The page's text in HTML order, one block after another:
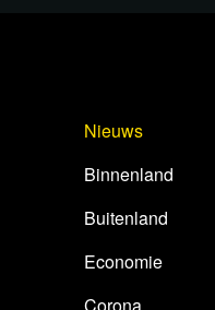
Nieuws
Binnenland
Buitenland
Economie
Corona